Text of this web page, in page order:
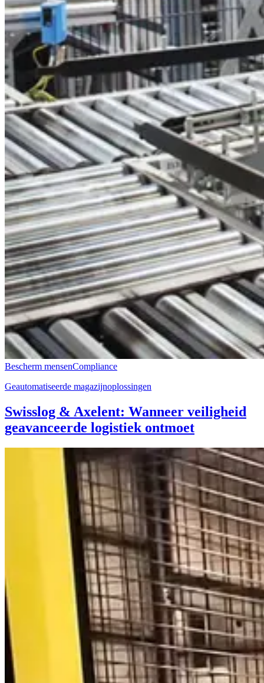
Bescherm mensenCompliance
Geautomatiseerde magazijnoplossingen
Swisslog & Axelent: Wanneer veiligheid
geavanceerde logistiek ontmoet